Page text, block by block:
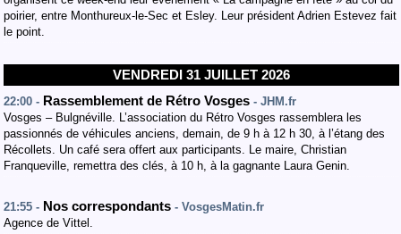
poirier, entre Monthureux-le-Sec et Esley. Leur président Adrien Estevez fait
le point.
VENDREDI 31 JUILLET 2026
22:00 - Rassemblement de Rétro Vosges - JHM.fr
Vosges – Bulgnéville. L’association du Rétro Vosges rassemblera les
passionnés de véhicules anciens, demain, de 9 h à 12 h 30, à l’étang des
Récollets. Un café sera offert aux participants. Le maire, Christian
Franqueville, remettra des clés, à 10 h, à la gagnante Laura Genin.
21:55 - Nos correspondants - VosgesMatin.fr
Agence de Vittel.